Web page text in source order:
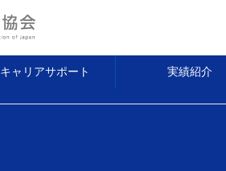
キャリアサポート 実績紹介